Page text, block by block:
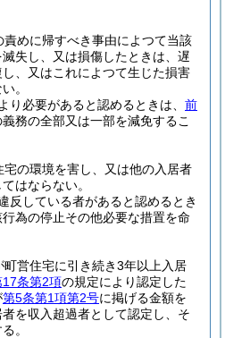
責めに帰すべき事由によつて当該
失し、又は損傷したときは、遅
、又はこれによつて生じた損害
。
り必要があると認めるときは、 前
務の全部又は一部を減免するこ
宅の環境を害し、又は他の入居者
はならない。
反している者があると認めるとき
為の停止その他必要な措置を命
町営住宅に引き続き3年以上入居
17条第2項の規定により認定した
第5条第1項第2号に掲げる金額を
を収入超過者として認定し、そ
。